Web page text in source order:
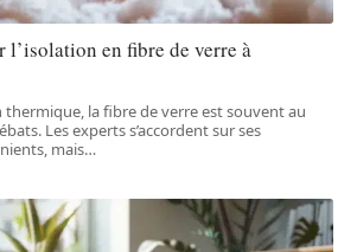
l’isolation en fibre de verre à
la fibre de verre est souvent au
Les experts s’accordent sur ses
mais…